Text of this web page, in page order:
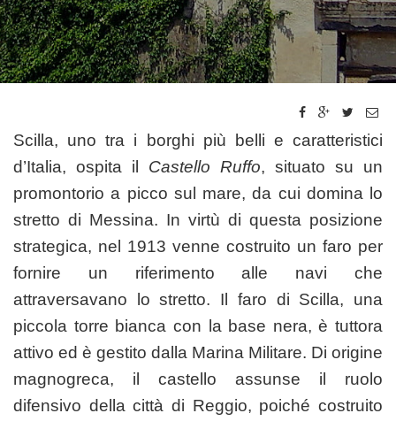
Scilla, uno tra i borghi più belli e caratteristici
d’Italia, ospita il Castello Ruffo, situato su un
promontorio a picco sul mare, da cui domina lo
stretto di Messina. In virtù di questa posizione
strategica, nel 1913 venne costruito un faro per
fornire un riferimento alle navi che
attraversavano lo stretto. Il faro di Scilla, una
piccola torre bianca con la base nera, è tuttora
attivo ed è gestito dalla Marina Militare. Di origine
magnogreca, il castello assunse il ruolo
difensivo della città di Reggio, poiché costruito